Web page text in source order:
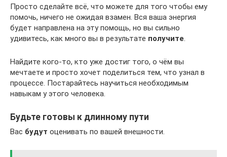
Просто сделайте всё, что можете для того чтобы ему
помочь, ничего не ожидая взамен. Вся ваша энергия
будет направлена на эту помощь, но вы сильно
удивитесь, как много вы в результате получите.
Найдите кого-то, кто уже достиг того, о чём вы
мечтаете и просто хочет поделиться тем, что узнал в
процессе. Постарайтесь научиться необходимым
навыкам у этого человека.
Будьте готовы к длинному пути
Вас будут оценивать по вашей внешности.